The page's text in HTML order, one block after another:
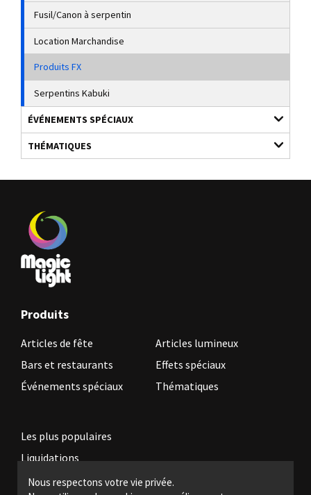
Nous respectons votre vie privée.
Fusil/Canon à serpentin
Location Marchandise
Produits FX
Serpentins Kabuki
ÉVÉNEMENTS SPÉCIAUX
THÉMATIQUES
Produits
Articles de fête
Articles lumineux
Bars et restaurants
Effets spéciaux
Événements spéciaux
Thématiques
Les plus populaires
Liquidations